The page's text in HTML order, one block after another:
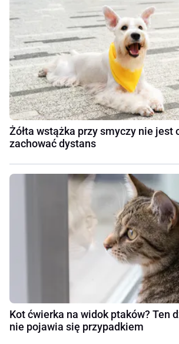
Żółta wstążka przy smyczy nie jest
zachować dystans
Kot ćwierka na widok ptaków? Ten
nie pojawia się przypadkiem